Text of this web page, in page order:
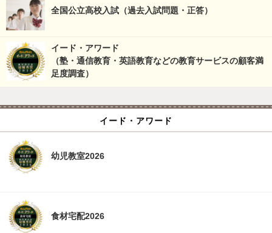
全国公立高校入試（過去入試問題・正答）
イード・アワード
（塾・通信教育・英語教育などの教育サービスの顧客満
足度調査）
イード・アワード
幼児教室2026
食材宅配2026